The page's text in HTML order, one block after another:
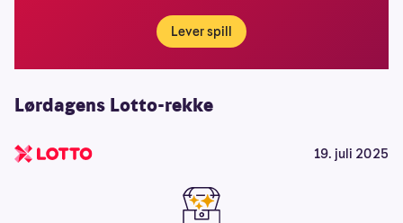
Lever spill
Lørdagens Lotto-rekke
19. juli 2025